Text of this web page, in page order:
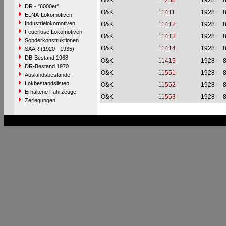
DR - "6000er"
ELNA-Lokomotiven
Industrielokomotiven
Feuerlose Lokomotiven
Sonderkonstruktionen
SAAR (1920 - 1935)
DB-Bestand 1968
DR-Bestand 1970
Auslandsbestände
Lokbestandslisten
Erhaltene Fahrzeuge
Zerlegungen
O&K
11411 1928
O&K
11412 1928
O&K
11413 1928
O&K
11414 1928
O&K
11415 1928
O&K
11551 1928
O&K
11552 1928
O&K
11553 1928